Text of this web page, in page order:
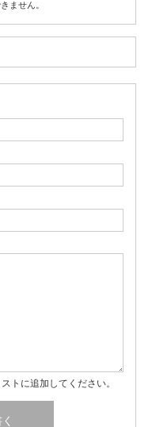
ません。
トに追加してください。